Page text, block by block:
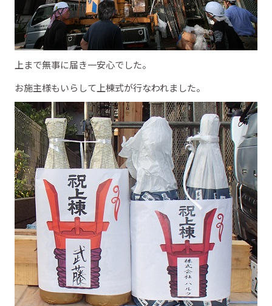
上まで無事に届き一安心でした。
お施主様もいらして上棟式が行なわれました。